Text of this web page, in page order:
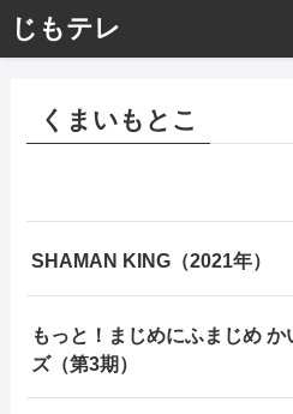
じもテレ
くまいもとこ
SHAMAN KING（2021年）
もっと！まじめにふまじめ
ズ（第3期）